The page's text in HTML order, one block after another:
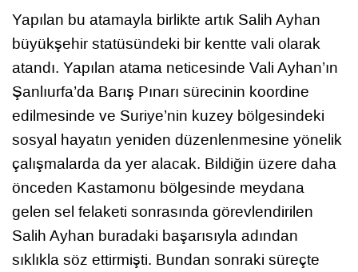
Yapılan bu atamayla birlikte artık Salih Ayhan
büyükşehir statüsündeki bir kentte vali olarak
atandı. Yapılan atama neticesinde Vali Ayhan’ın
Şanlıurfa’da Barış Pınarı sürecinin koordine
edilmesinde ve Suriye’nin kuzey bölgesindeki
sosyal hayatın yeniden düzenlenmesine yönelik
çalışmalarda da yer alacak. Bildiğin üzere daha
önceden Kastamonu bölgesinde meydana
gelen sel felaketi sonrasında görevlendirilen
Salih Ayhan buradaki başarısıyla adından
sıklıkla söz ettirmişti. Bundan sonraki süreçte